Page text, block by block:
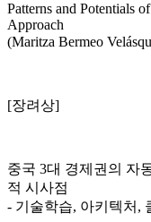
Patterns and Potentials
Approach
(Maritza Bermeo
[장려상]
중국 3대 경제권의 자
적 시사점
- 기술학습, 아키텍처,